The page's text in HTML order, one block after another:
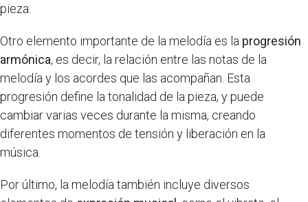
pieza.
Otro elemento importante de la melodía es la progresión
armónica, es decir, la relación entre las notas de la
melodía y los acordes que las acompañan. Esta
progresión define la tonalidad de la pieza, y puede
cambiar varias veces durante la misma, creando
diferentes momentos de tensión y liberación en la
música.
Por último, la melodía también incluye diversos